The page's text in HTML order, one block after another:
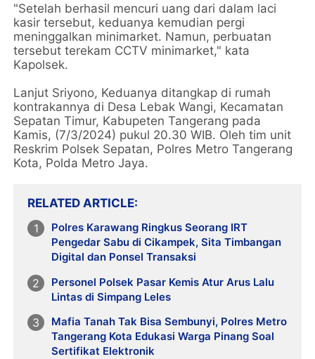
"Setelah berhasil mencuri uang dari dalam laci
kasir tersebut, keduanya kemudian pergi
meninggalkan minimarket. Namun, perbuatan
tersebut terekam CCTV minimarket," kata
Kapolsek.
Lanjut Sriyono, Keduanya ditangkap di rumah
kontrakannya di Desa Lebak Wangi, Kecamatan
Sepatan Timur, Kabupeten Tangerang pada
Kamis, (7/3/2024) pukul 20.30 WIB. Oleh tim unit
Reskrim Polsek Sepatan, Polres Metro Tangerang
Kota, Polda Metro Jaya.
RELATED ARTICLE
Polres Karawang Ringkus Seorang IRT
Pengedar Sabu di Cikampek, Sita Timbangan
Digital dan Ponsel Transaksi
Personel Polsek Pasar Kemis Atur Arus Lalu
Lintas di Simpang Leles
Mafia Tanah Tak Bisa Sembunyi, Polres Metro
Tangerang Kota Edukasi Warga Pinang Soal
Sertifikat Elektronik